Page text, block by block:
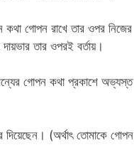
গোপন রাখে তার ওপর নিজের
তার ওপরই বর্তায়।
গোপন কথা প্রকাশে অভ্যস্ত
(অর্থাৎ তোমাকে গোপন